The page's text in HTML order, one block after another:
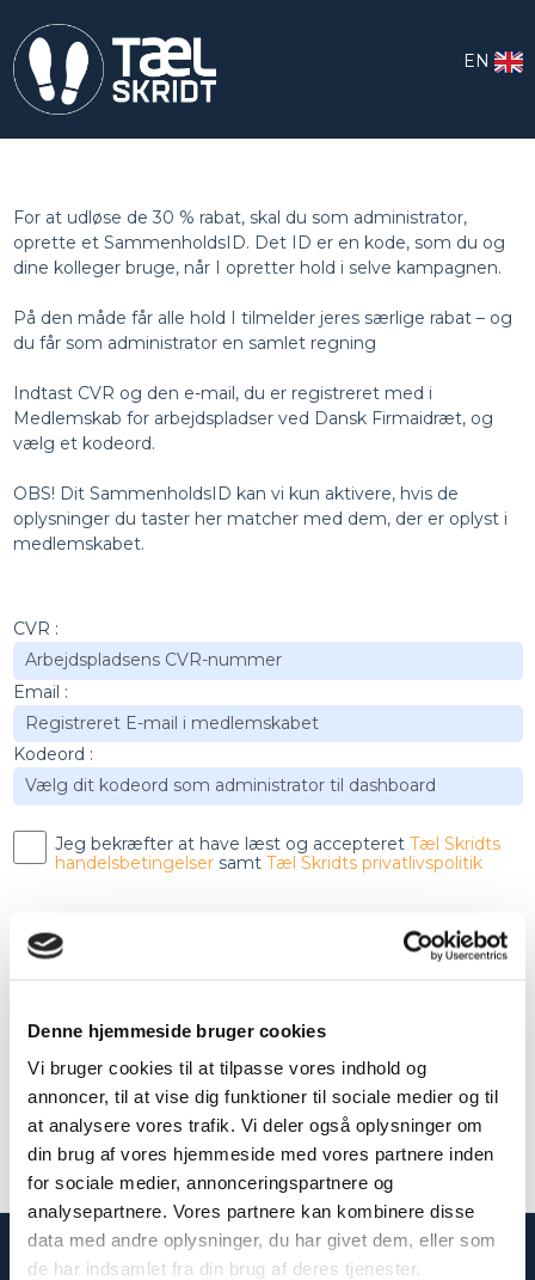
Denne hjemmeside bruger cookies
Vi bruger cookies til at tilpasse vores indhold og
annoncer, til at vise dig funktioner til sociale medier og til
at analysere vores trafik. Vi deler også oplysninger om
din brug af vores hjemmeside med vores partnere inden
for sociale medier, annonceringspartnere og
analysepartnere. Vores partnere kan kombinere disse
data med andre oplysninger, du har givet dem, eller som
de har indsamlet fra din brug af deres tjenester.
EN
For at udløse de 30 % rabat, skal du som administrator,
oprette et SammenholdsID. Det ID er en kode, som du og
dine kolleger bruge, når I opretter hold i selve kampagnen.
På den måde får alle hold I tilmelder jeres særlige rabat – og
du får som administrator en samlet regning
Indtast CVR og den e-mail, du er registreret med i
Medlemskab for arbejdspladser ved Dansk Firmaidræt, og
vælg et kodeord.
OBS! Dit SammenholdsID kan vi kun aktivere, hvis de
oplysninger du taster her matcher med dem, der er oplyst i
medlemskabet.
CVR :
Email :
Kodeord :
Jeg bekræfter at have læst og accepteret Tæl Skridts
handelsbetingelsersamt Tæl Skridts privatlivspolitik
Når SammenholdsID er aktiveret, modtager du
SammenholdsID’et pr. E-mail. Du får adgang til et
dashboard, hvor du kan følge den interne stilling, oprette
hold og få én samlet regning . Læs mere om
SammenholdsID her:Spørgsmål og Svar - Tæl skridt